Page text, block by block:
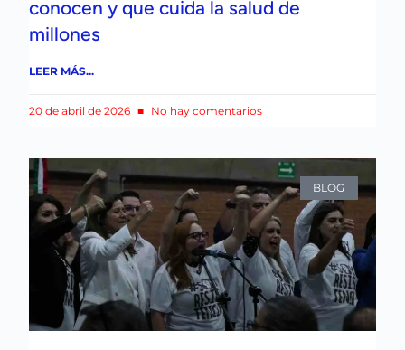
conocen y que cuida la salud de
millones
LEER MÁS...
20 de abril de 2026 No hay comentarios
BLOG